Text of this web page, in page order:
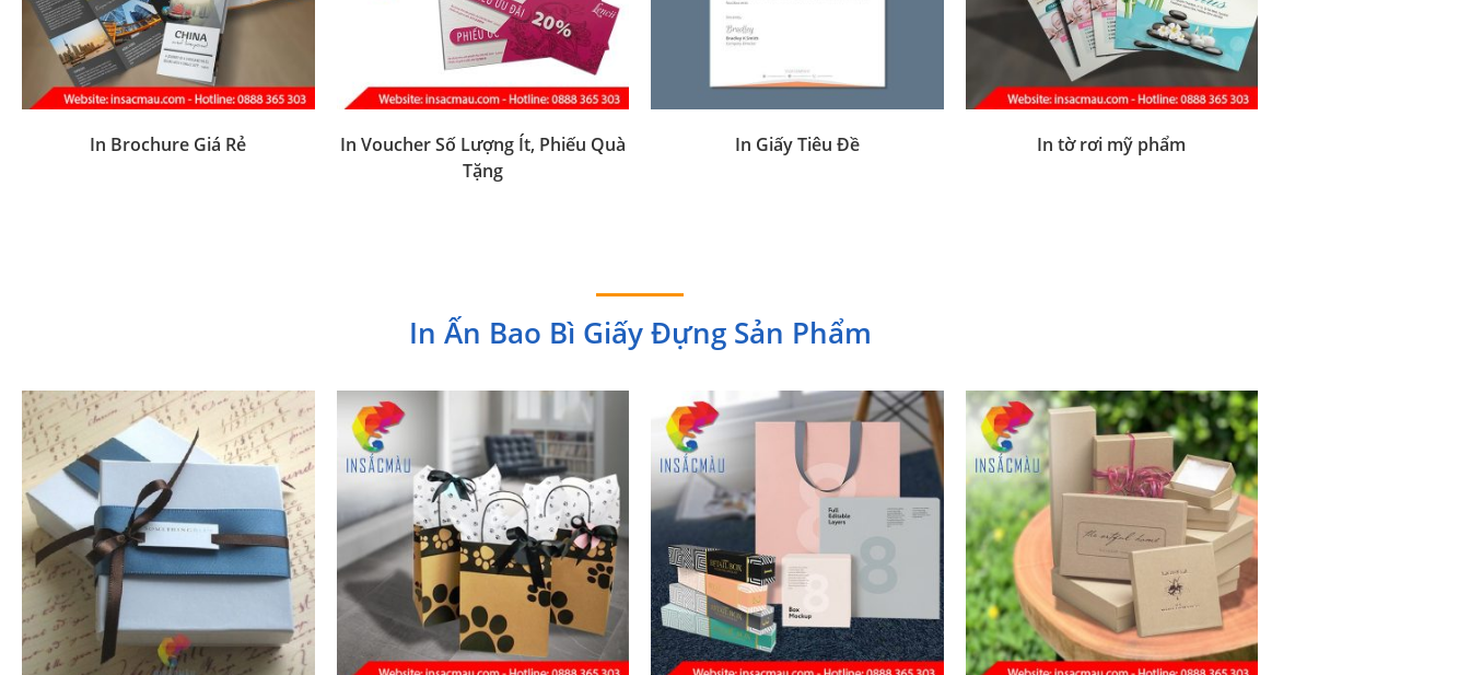
In Brochure Giá Rẻ
In Voucher Số Lượng Ít, Phiếu Quà
Tặng
In Giấy Tiêu Đề In tờ rơi mỹ phẩm
In Ấn Bao Bì Giấy Đựng Sản Phẩm